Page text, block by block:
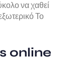
να χαθεί
Το
online